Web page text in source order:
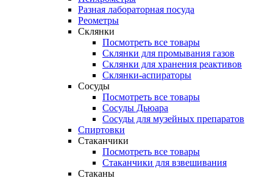
Разная лабораторная посуда
Реометры
Склянки
Посмотреть все товары
Склянки для промывания газов
Склянки для хранения реактивов
Склянки-аспираторы
Сосуды
Посмотреть все товары
Сосуды Дьюара
Сосуды для музейных препаратов
Спиртовки
Стаканчики
Посмотреть все товары
Стаканчики для взвешивания
Стаканы